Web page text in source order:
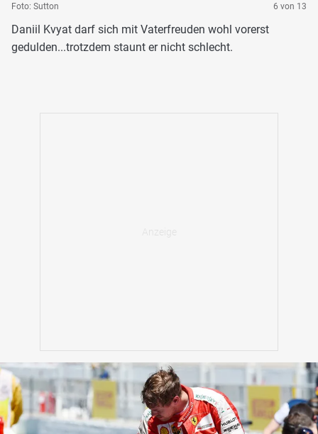
Foto: Sutton 6 von 13
Daniil Kvyat darf sich mit Vaterfreuden wohl vorerst
gedulden...trotzdem staunt er nicht schlecht.